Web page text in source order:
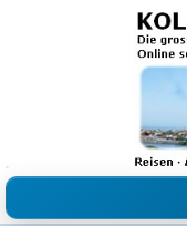
grosse Forum
Freunde
Reisen, Auswandern, Kultur,
Austausch, Erfahrungen und